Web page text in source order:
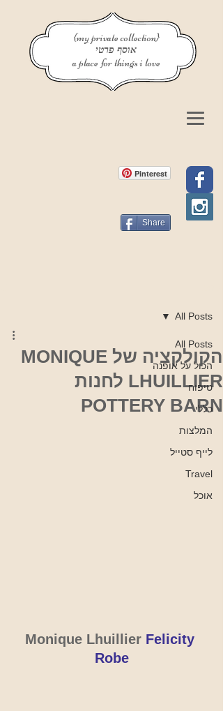
{my private collection}
אוסף פרטי
a place for things i love
Pinterest
Share
All Posts
הכול על אופנה
טיפוח
כללי
המלצות
לייף סטייל
Travel
אוכל
All Posts
הקולקציה של MONIQUE
LHUILLIER לחנות
POTTERY BARN
Monique Lhuillier Felicity
Robe